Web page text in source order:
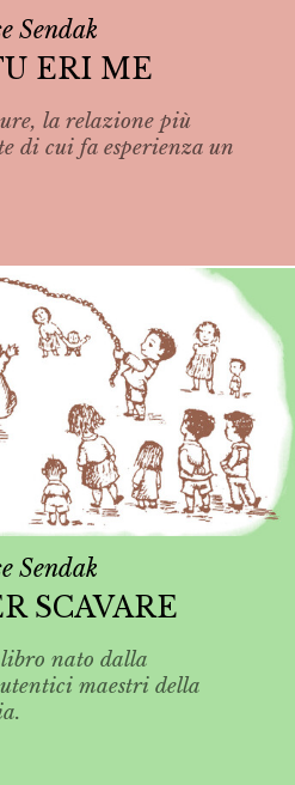
Sendak
ERI ME
la relazione più
di cui fa esperienza un
Sendak
SCAVARE
nato dalla
maestri della